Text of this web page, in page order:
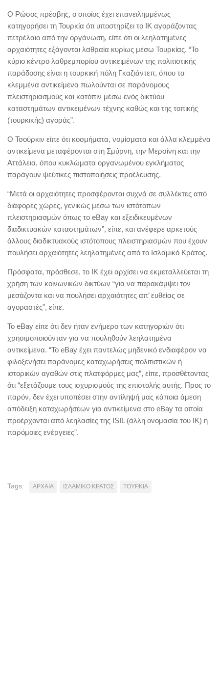
Ο Ρώσος πρέσβης, ο οποίος έχει επανειλημμένως
κατηγορήσει τη Τουρκία ότι υποστηρίζει το ΙΚ αγοράζοντας
πετρέλαιο από την οργάνωση, είπε ότι οι λεηλατημένες
αρχαιότητες εξάγονται λαθραία κυρίως μέσω Τουρκίας. “Το
κύριο κέντρο λαθρεμπορίου αντικειμένων της πολιτιστικής
παράδοσης είναι η τουρκική πόλη Γκαζιάντεπ, όπου τα
κλεμμένα αντικείμενα πωλούνται σε παράνομους
πλειστηριασμούς και κατόπιν μέσω ενός δικτύου
καταστημάτων αντικειμένων τέχνης καθώς και της τοπικής
(τουρκικής) αγοράς”.
Ο Τσούρκιν είπε ότι κοσμήματα, νομίσματα και άλλα κλεμμένα
αντικείμενα μεταφέρονται στη Σμύρνη, την Μερσίνη και την
Αττάλεια, όπου κυκλώματα οργανωμένου εγκλήματος
παράγουν ψεύτικες πιστοποιήσεις προέλευσης.
“Μετά οι αρχαιότητες προσφέρονται συχνά σε συλλέκτες από
διάφορες χώρες, γενικώς μέσω των ιστότοπων
πλειστηριασμών όπως το eBay και εξειδικευμένων
διαδικτυακών καταστημάτων”, είπε, και ανέφερε αρκετούς
άλλους διαδικτυακούς ιστότοπους πλειστηριασμών που έχουν
πουλήσει αρχαιότητες λεηλατημένες από το Ισλαμικό Κράτος.
Πρόσφατα, πρόσθεσε, το ΙΚ έχει αρχίσει να εκμεταλλεύεται τη
χρήση των κοινωνικών δικτύων “για να παρακάμψει τον
μεσάζοντα και να πουλήσει αρχαιότητες απ’ ευθείας σε
αγοραστές”, είπε.
Το eBay είπε ότι δεν ήταν ενήμερο των κατηγοριών ότι
χρησιμοποιούνταν για να πουληθούν λεηλατημένα
αντικείμενα. “Το eBay έχει παντελώς μηδενικό ενδιαφέρον να
φιλοξενήσει παράνομες καταχωρήσεις πολιτιστικών ή
ιστορικών αγαθών στις πλατφόρμες μας”, είπε, προσθέτοντας
ότι “εξετάζουμε τους ισχυρισμούς της επιστολής αυτής. Προς το
παρόν, δεν έχει υποπέσει στην αντίληψή μας κάποια άμεση
απόδειξη καταχωρήσεων για αντικείμενα στο eBay τα οποία
προέρχονται από λεηλασίες της ISIL (άλλη ονομασία του ΙΚ) ή
παρόμοιες ενέργειες”.
Tags: ΑΡΧΑΙΑ ΙΣΛΑΜΙΚΟ ΚΡΑΤΟΣ ΤΟΥΡΚΙΑ